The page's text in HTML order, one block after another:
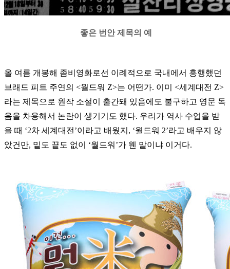
좋은 번안 제목의 예
올 여름 개봉해 좀비영화로선 이례적으로 국내에서 흥행했던
브래드 피트 주연의 <월드워 Z>는 어떤가. 이미 <세계대전 Z>
라는 제목으로 원작 소설이 출간돼 있음에도 불구하고 영문 독
음을 차용해서 논란이 생기기도 했다. 우리가 역사 수업을 받
을 때 ‘2차 세계대전’이라고 배웠지, ‘월드워 2’라고 배우지 않
았건만, 밑도 끝도 없이 ‘월드워’가 웬 말이냐 이거다.